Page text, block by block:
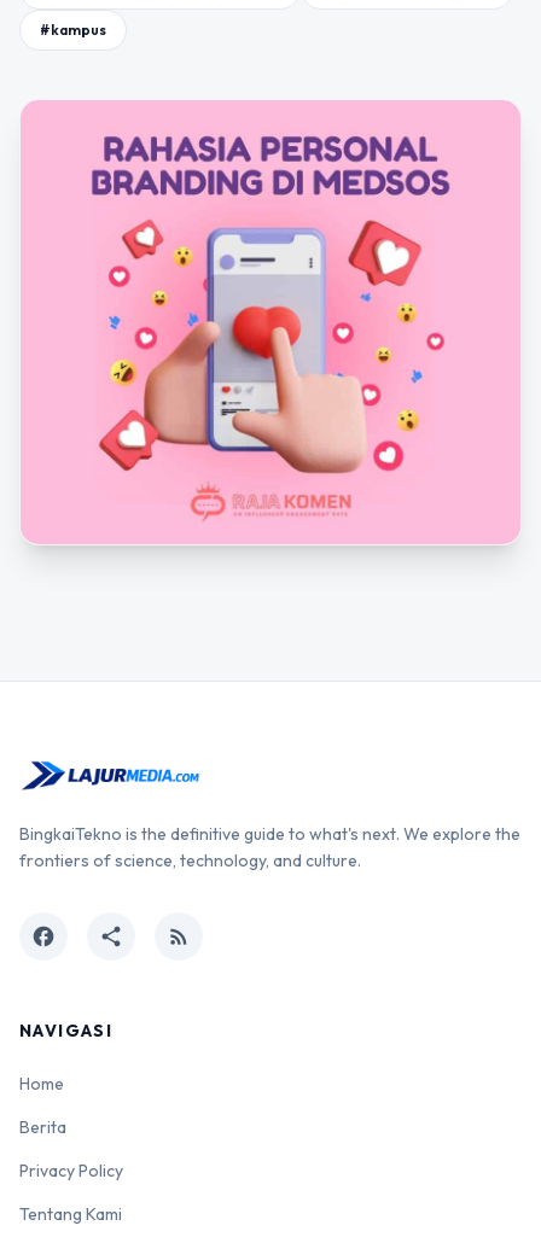
#kampus
BingkaiTekno is the definitive guide to what's next. We explore the
frontiers of science, technology, and culture.
facebook share rss_feed
NAVIGASI
Home
Berita
Privacy Policy
Tentang Kami